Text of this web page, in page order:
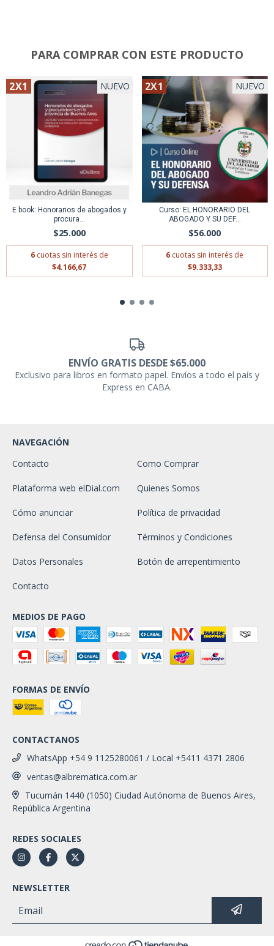
PARA COMPRAR CON ESTE PRODUCTO
2X1 NUEVO
E book: Honorarios de abogados y
procura...
$25.000
6 cuotas sin interés de
$4.166,67
2X1 NUEVO
Curso: EL HONORARIO DEL
ABOGADO Y SU DEF...
$56.000
6 cuotas sin interés de
$9.333,33
ENVÍO GRATIS DESDE $65.000
Exclusivo para libros en formato papel. Envíos a todo el país y
Express en CABA.
NAVEGACIÓN
Contacto
Como Comprar
Plataforma web elDial.com Quienes Somos
Cómo anunciar Política de privacidad
Defensa del Consumidor Términos y Condiciones
Datos Personales Botón de arrepentimiento
Contacto
MEDIOS DE PAGO
FORMAS DE ENVÍO
CONTACTANOS
WhatsApp +54 9 1125280061 / Local +5411 4371 2806
ventas@albrematica.com.ar
Tucumán 1440 (1050) Ciudad Autónoma de Buenos Aires,
República Argentina
REDES SOCIALES
NEWSLETTER